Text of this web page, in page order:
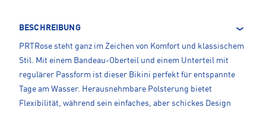
BESCHREIBUNG
PRTRose steht ganz im Zeichen von Komfort und klassischem
Stil. Mit einem Bandeau-Oberteil und einem Unterteil mit
regulärer Passform ist dieser Bikini perfekt für entspannte
Tage am Wasser. Herausnehmbare Polsterung bietet
Flexibilität, während sein einfaches, aber schickes Design